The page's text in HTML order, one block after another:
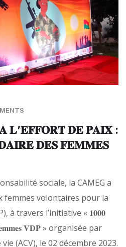
𝐋’𝐄𝐅𝐅𝐎𝐑𝐓 𝐃𝐄 𝐏𝐀𝐈𝐗 :
𝐃𝐄𝐒 𝐅𝐄𝐌𝐌𝐄𝐒
sociale, la CAMEG a
femmes volontaires pour la
à travers l’initiative « 𝟏𝟎𝟎𝟎
𝐟𝐞𝐦𝐦𝐞𝐬 𝐕𝐃𝐏 » organisée par
(ACV), le 02 décembre 2023.